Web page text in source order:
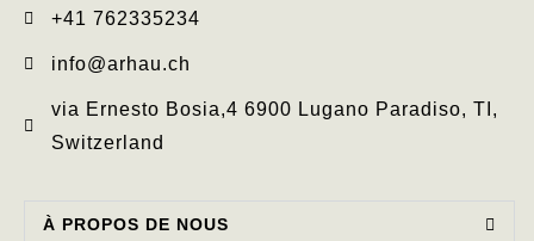
+41 762335234​
info@arhau.ch
via Ernesto Bosia,4 6900 Lugano Paradiso, TI,
Switzerland
À PROPOS DE NOUS